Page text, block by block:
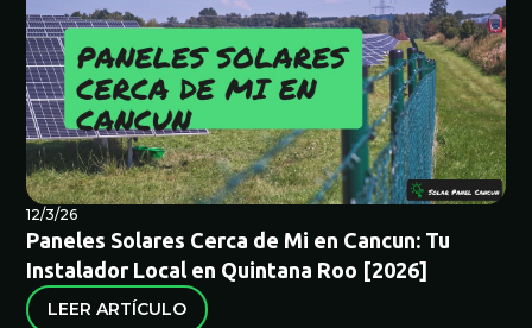
12/3/26
Paneles Solares Cerca de Mi en Cancun: Tu
Instalador Local en Quintana Roo [2026]
LEER ARTÍCULO